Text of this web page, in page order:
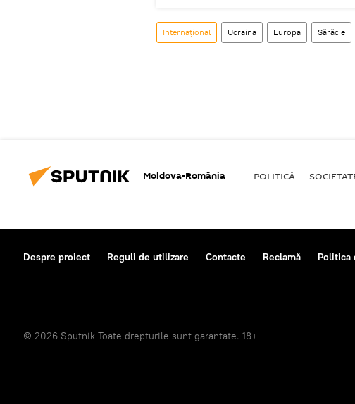
Internaţional Ucraina Europa Sărăcie
Moldova-România POLITICĂ
Despre proiect Reguli de utilizare Contacte Reclamă Politica
© 2026 Sputnik Toate drepturile sunt garantate. 18+